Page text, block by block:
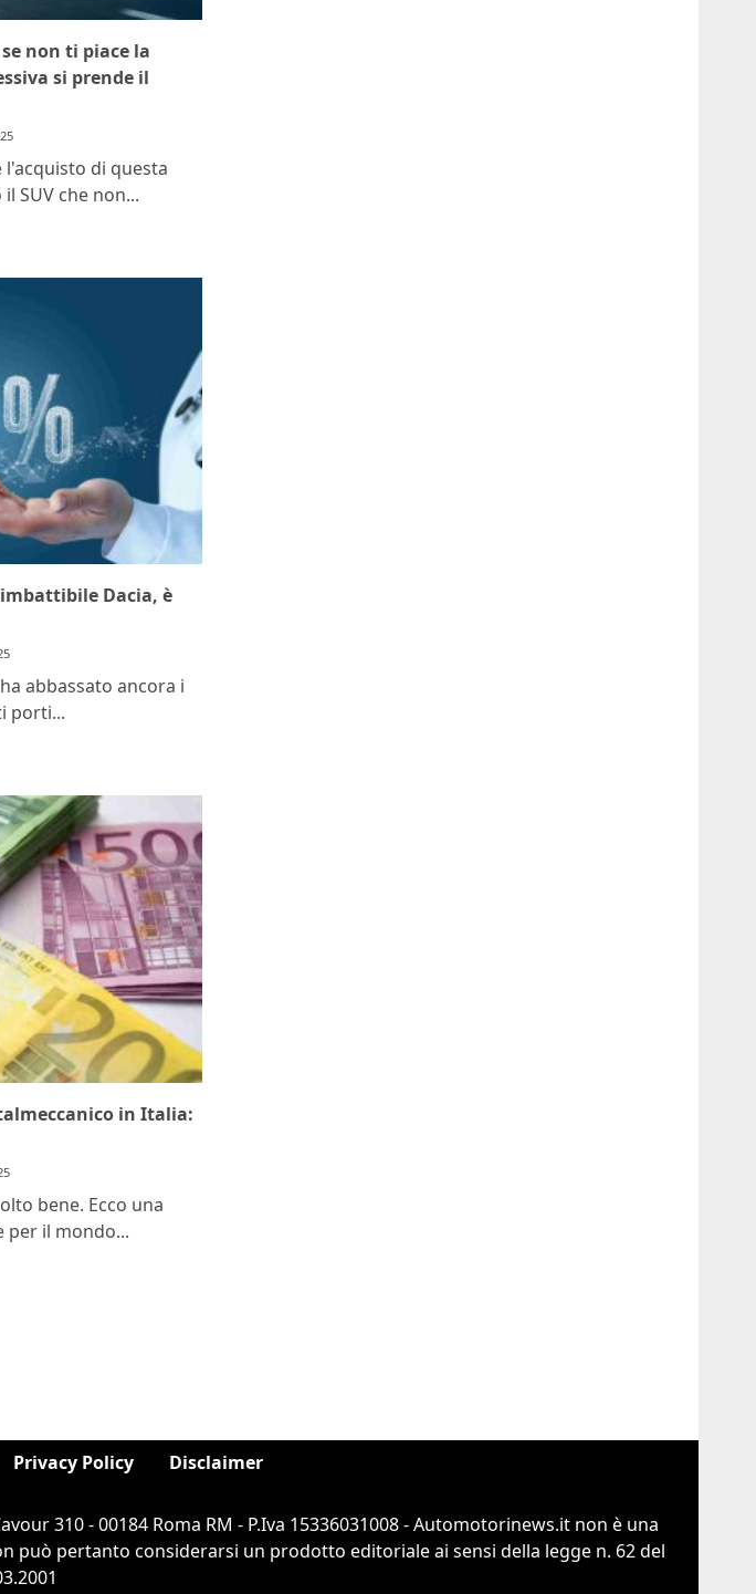
non ti piace la
si prende il
di questa
SUV che non...
Dacia, è
abbassato ancora i
porti...
in Italia:
bene. Ecco una
per il mondo...
Privacy Policy Disclaimer
310 - 00184 Roma RM - P.Iva 15336031008 - Automotorinews.it non è una
pertanto considerarsi un prodotto editoriale ai sensi della legge n. 62 del